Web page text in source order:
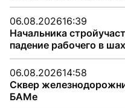
06.08.202616:39
Начальника
падение рабочего в
06.08.202614:58
Сквер
БАМе